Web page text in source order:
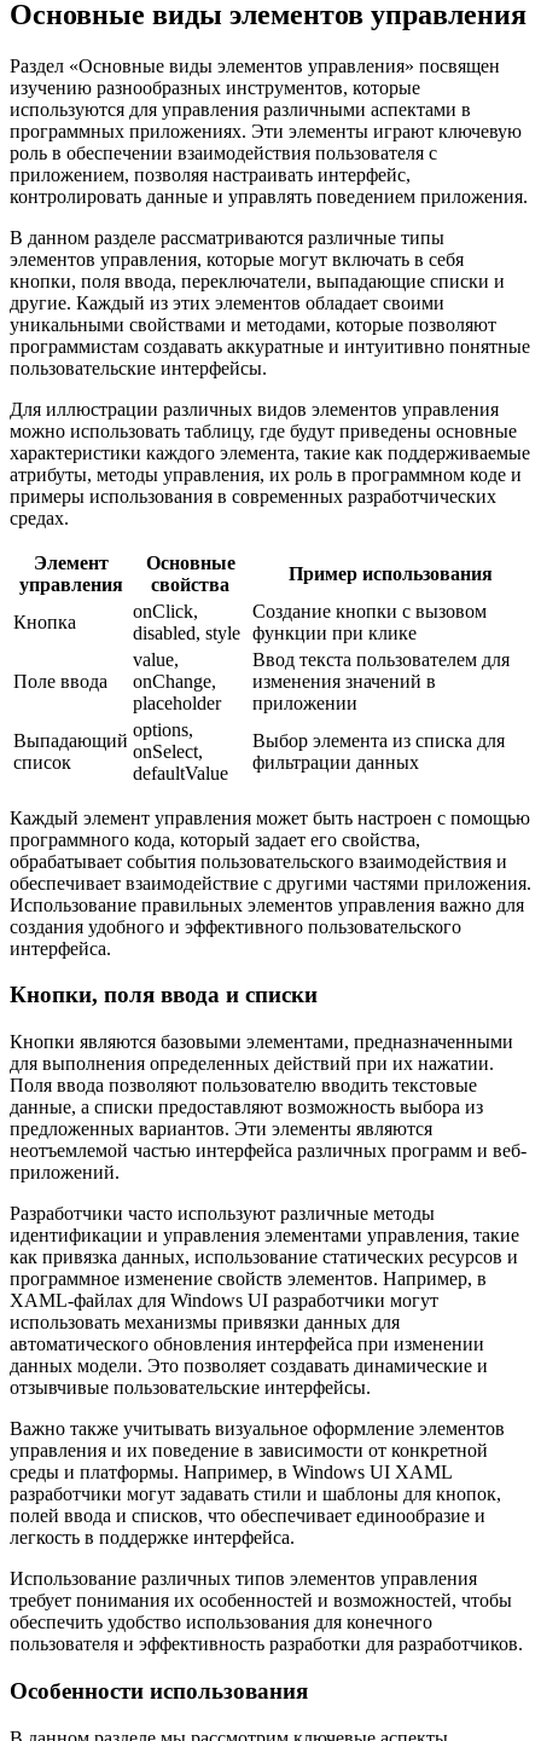
Основные виды элементов управления
Раздел «Основные виды элементов управления» посвящен
изучению разнообразных инструментов, которые
используются для управления различными аспектами в
программных приложениях. Эти элементы играют ключевую
роль в обеспечении взаимодействия пользователя с
приложением, позволяя настраивать интерфейс,
контролировать данные и управлять поведением приложения.
В данном разделе рассматриваются различные типы
элементов управления, которые могут включать в себя
кнопки, поля ввода, переключатели, выпадающие списки и
другие. Каждый из этих элементов обладает своими
уникальными свойствами и методами, которые позволяют
программистам создавать аккуратные и интуитивно понятные
пользовательские интерфейсы.
Для иллюстрации различных видов элементов управления
можно использовать таблицу, где будут приведены основные
характеристики каждого элемента, такие как поддерживаемые
атрибуты, методы управления, их роль в программном коде и
примеры использования в современных разработчических
средах.
Элемент
управления
Основные
свойства
Пример использования
Кнопка
onClick,
disabled, style
Создание кнопки с вызовом
функции при клике
Поле ввода
value,
onChange,
placeholder
Ввод текста пользователем для
изменения значений в
приложении
Выпадающий
список
options,
onSelect,
defaultValue
Выбор элемента из списка для
фильтрации данных
Каждый элемент управления может быть настроен с помощью
программного кода, который задает его свойства,
обрабатывает события пользовательского взаимодействия и
обеспечивает взаимодействие с другими частями приложения.
Использование правильных элементов управления важно для
создания удобного и эффективного пользовательского
интерфейса.
Кнопки, поля ввода и списки
Кнопки являются базовыми элементами, предназначенными
для выполнения определенных действий при их нажатии.
Поля ввода позволяют пользователю вводить текстовые
данные, а списки предоставляют возможность выбора из
предложенных вариантов. Эти элементы являются
неотъемлемой частью интерфейса различных программ и веб-
приложений.
Разработчики часто используют различные методы
идентификации и управления элементами управления, такие
как привязка данных, использование статических ресурсов и
программное изменение свойств элементов. Например, в
XAML-файлах для Windows UI разработчики могут
использовать механизмы привязки данных для
автоматического обновления интерфейса при изменении
данных модели. Это позволяет создавать динамические и
отзывчивые пользовательские интерфейсы.
Важно также учитывать визуальное оформление элементов
управления и их поведение в зависимости от конкретной
среды и платформы. Например, в Windows UI XAML
разработчики могут задавать стили и шаблоны для кнопок,
полей ввода и списков, что обеспечивает единообразие и
легкость в поддержке интерфейса.
Использование различных типов элементов управления
требует понимания их особенностей и возможностей, чтобы
обеспечить удобство использования для конечного
пользователя и эффективность разработки для разработчиков.
Особенности использования